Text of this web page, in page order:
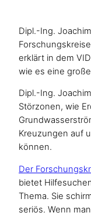
Dipl.-Ing.
erklärt in dem
wie es eine
Dipl.-Ing.
Störzonen, wie
Kreuzungen auf
können.
Der
bietet
Thema. Sie
seriös. Wenn